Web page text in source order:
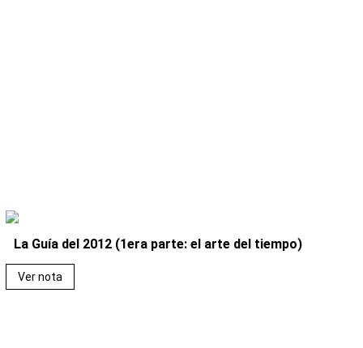
La Guía del 2012 (1era parte: el arte del tiempo)
Ver nota